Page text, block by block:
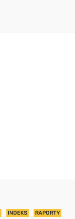
INDEKS RAPORTY